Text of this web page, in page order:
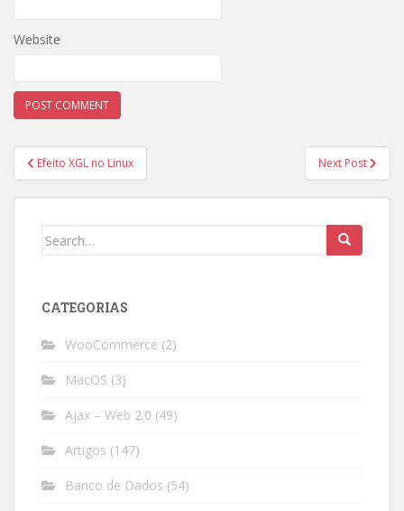
Website
Post
navigation
Efeito XGL no Linux Next Post
Search
CATEGORIAS
WooCommerce (2)
MacOS (3)
Ajax – Web 2.0 (49)
Artigos (147)
Banco de Dados (54)